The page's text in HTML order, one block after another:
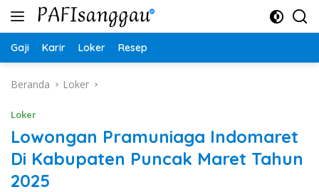
Langsung
Gaji Karir Loker Resep
Beranda Loker
Loker
Lowongan Pramuniaga Indomaret
Di Kabupaten Puncak Maret Tahun
2025